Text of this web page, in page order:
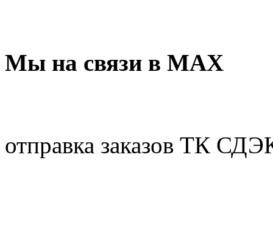
Мы на связи в МАХ
отправка заказов ТК